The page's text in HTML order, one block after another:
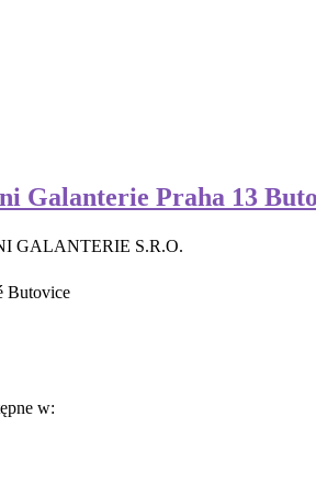
Galanterie Praha 13
GALANTERIE S.R.O.
Butovice
w: